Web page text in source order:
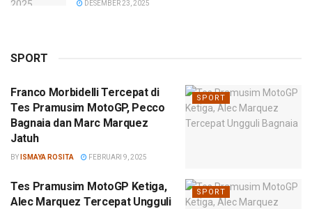
DESEMBER 23, 2025
SPORT
SPORT
Franco Morbidelli Tercepat di
Tes Pramusim MotoGP, Pecco
Bagnaia dan Marc Marquez
Jatuh
BY ISMAYA ROSITA FEBRUARI 9, 2025
SPORT
Tes Pramusim MotoGP Ketiga,
Alec Marquez Tercepat Ungguli